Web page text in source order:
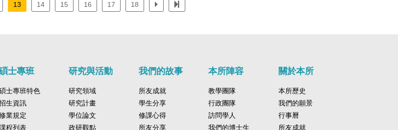
13 14 15 16 17 18
士專班
士專班特色
生資訊
業規定
程列表
研究與活動
研究領域
研究計畫
學位論文
政研觀點
我們的故事
所友成就
學生分享
修課心得
所友分享
本所陣容
教學團隊
行政團隊
訪問學人
我們的博士生
關於本所
本所歷史
我們的願景
行事曆
所友成就